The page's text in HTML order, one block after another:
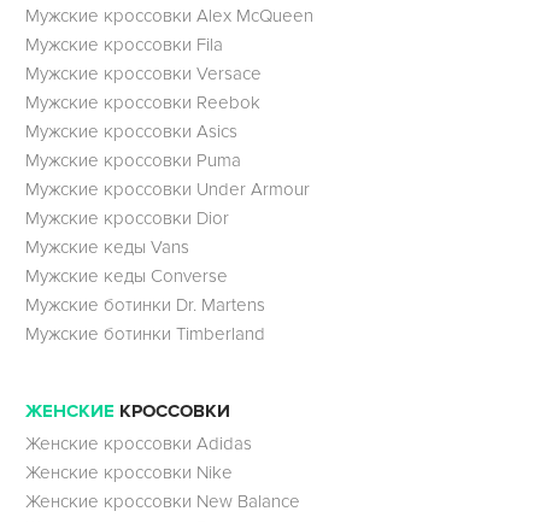
Мужские кроссовки Alex McQueen
Мужские кроссовки Fila
Мужские кроссовки Versace
Мужские кроссовки Reebok
Мужские кроссовки Asics
Мужские кроссовки Puma
Мужские кроссовки Under Armour
Мужские кроссовки Dior
Мужские кеды Vans
Мужские кеды Converse
Мужские ботинки Dr. Martens
Мужские ботинки Timberland
ЖЕНСКИЕ КРОССОВКИ
Женские кроссовки Adidas
Женские кроссовки Nike
Женские кроссовки New Balance